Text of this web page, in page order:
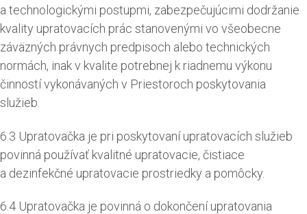
a technologickými postupmi, zabezpečujúcimi dodržanie
kvality upratovacích prác stanovenými vo všeobecne
záväzných právnych predpisoch alebo technických
normách, inak v kvalite potrebnej k riadnemu výkonu
činností vykonávaných v Priestoroch poskytovania
služieb.
6.3 Upratovačka je pri poskytovaní upratovacích služieb
povinná používať kvalitné upratovacie, čistiace
a dezinfekčné upratovacie prostriedky a pomôcky.
6.4 Upratovačka je povinná o dokončení upratovania